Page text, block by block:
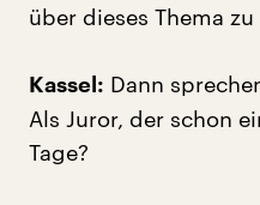
über dieses Thema
Kassel: Dann
Als Juror, der schon
Tage?